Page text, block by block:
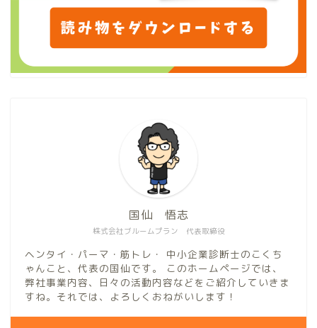
株式会社ブルームプラン 代表取締役
国仙 悟志
ヘンタイ・パーマ・筋トレ・ 中小企業診断士のこくち
ゃんこと、代表の国仙です。 このホームページでは、
弊社事業内容、日々の活動内容などをご紹介していきま
すね。それでは、よろしくおねがいします！